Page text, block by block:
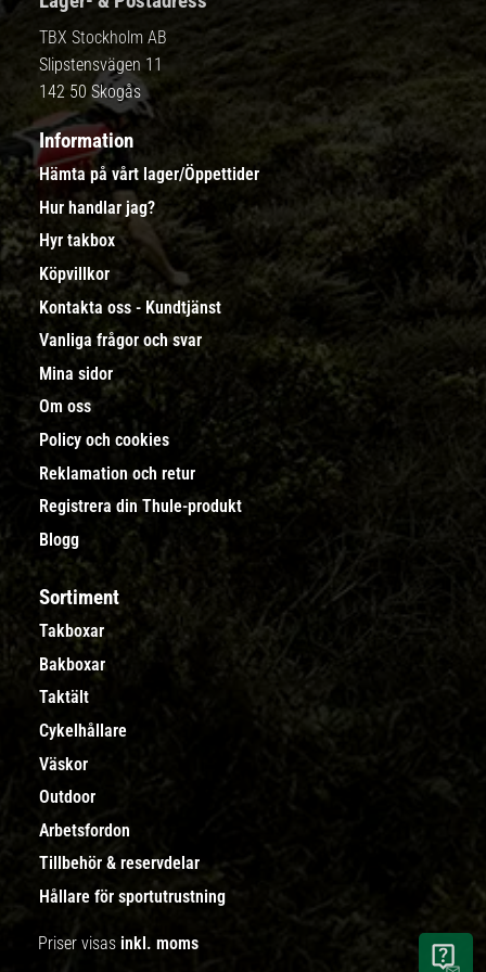
TBX Stockholm AB
Slipstensvägen 11
142 50 Skogås
Information
Hämta på vårt lager/Öppettider
Hur handlar jag?
Hyr takbox
Köpvillkor
Kontakta oss - Kundtjänst
Vanliga frågor och svar
Mina sidor
Om oss
Policy och cookies
Reklamation och retur
Registrera din Thule-produkt
Blogg
Sortiment
Takboxar
Bakboxar
Taktält
Cykelhållare
Väskor
Outdoor
Arbetsfordon
Tillbehör & reservdelar
Hållare för sportutrustning
Priser visas inkl. moms